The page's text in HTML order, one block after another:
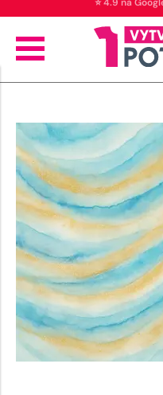
⭐ 4.9 na